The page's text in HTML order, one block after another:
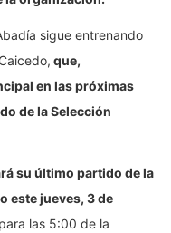
sigue entrenando
que,
en las próximas
de la Selección
su último partido de la
este jueves, 3 de
las 5:00 de la